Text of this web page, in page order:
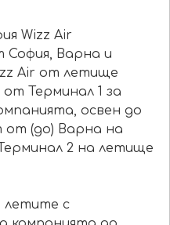
Wizz Air
София, Варна и
Air от летище
Терминал 1 за
освен до
от (до) Варна на
2 на летище
с